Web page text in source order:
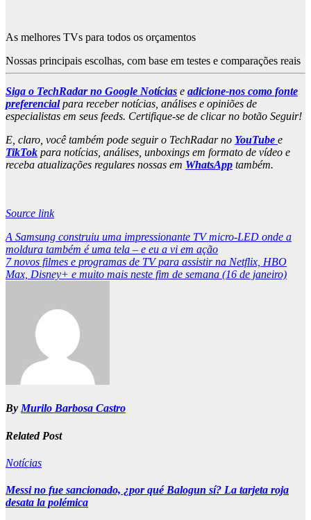
As melhores TVs para todos os orçamentos
Nossas principais escolhas, com base em testes e comparações reais
Siga o TechRadar no Google Notícias e adicione-nos como fonte
preferencialpara receber notícias, análises e opiniões de
especialistas em seus feeds. Certifique-se de clicar no botão Seguir!
E, claro, você também pode seguir o TechRadar no YouTube e
TikTok para notícias, análises, unboxings em formato de vídeo e
receba atualizações regulares nossas em WhatsApp também.
Source link
Post
navigation
A Samsung construiu uma impressionante TV micro-LED onde a
moldura também é uma tela – e eu a vi em ação
7 novos filmes e programas de TV para assistir na Netflix, HBO
Max, Disney+ e muito mais neste fim de semana (16 de janeiro)
By Murilo Barbosa Castro
Related Post
Notícias
Messi no fue sancionado, ¿por qué Balogun sí? La tarjeta roja
desata la polémica